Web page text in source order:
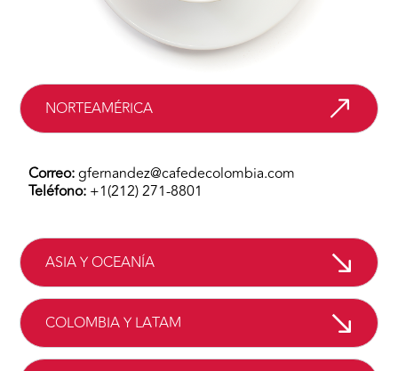
NORTEAMÉRICA
Correo:gfernandez@cafedecolombia.com
Teléfono: +1(212) 271-8801
ASIA Y OCEANÍA
COLOMBIA Y LATAM